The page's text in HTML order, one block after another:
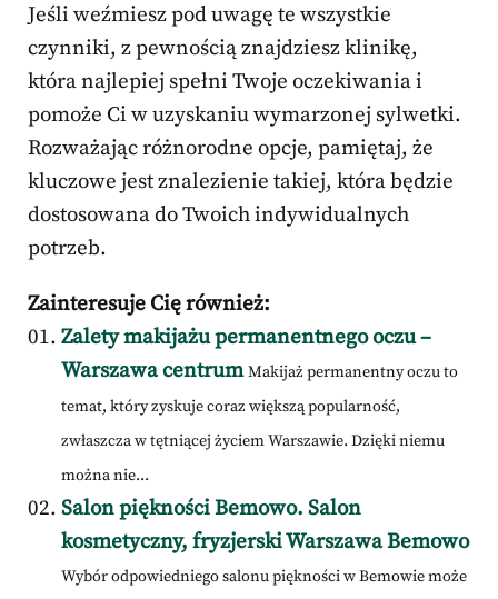
Jeśli weźmiesz pod uwagę te wszystkie
czynniki, z pewnością znajdziesz klinikę,
która najlepiej spełni Twoje oczekiwania i
pomoże Ci w uzyskaniu wymarzonej sylwetki.
Rozważając różnorodne opcje, pamiętaj, że
kluczowe jest znalezienie takiej, która będzie
dostosowana do Twoich indywidualnych
potrzeb.
Zainteresuje Cię również:
Zalety makijażu permanentnego oczu –
Warszawa centrum Makijaż permanentny oczu to
temat, który zyskuje coraz większą popularność,
zwłaszcza w tętniącej życiem Warszawie. Dzięki niemu
można nie...
Salon piękności Bemowo. Salon
kosmetyczny, fryzjerski Warszawa Bemowo
Wybór odpowiedniego salonu piękności w Bemowie może